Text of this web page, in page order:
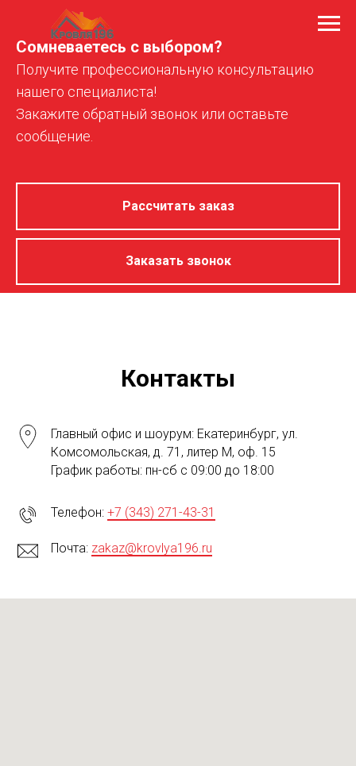
Сомневаетесь с выбором?
Получите профессиональную консультацию
нашего специалиста!
Закажите обратный звонок или оставьте
сообщение.
Рассчитать заказ
Заказать звонок
Контакты
Главный офис и шоурум: Екатеринбург, ул.
Комсомольская, д. 71, литер М, оф. 15
График работы: пн-сб с 09:00 до 18:00
Телефон: +7 (343) 271-43-31
Почта: zakaz@krovlya196.ru